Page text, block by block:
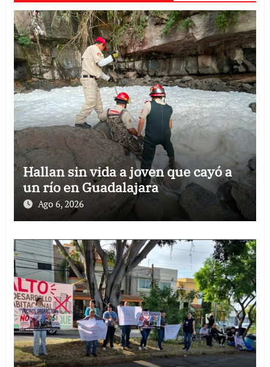
Hallan sin vida a joven que cayó a
un río en Guadalajara
Ago 6, 2026